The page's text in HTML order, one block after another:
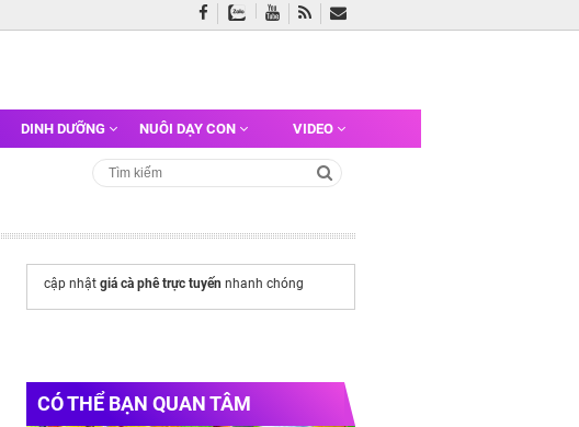
DINH DƯỠNG NUÔI DẠY CON VIDEO
cập nhật giá cà phê trực tuyến nhanh chóng
CÓ THỂ BẠN QUAN TÂM